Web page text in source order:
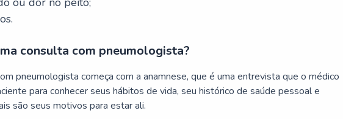
consulta com pneumologista?
pneumologista começa com a anamnese, que é uma entrevista que o médico
para conhecer seus hábitos de vida, seu histórico de saúde pessoal e
são seus motivos para estar ali.